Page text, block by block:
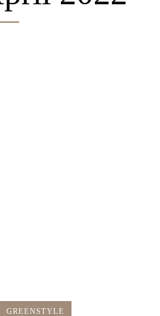
GREENSTYLE